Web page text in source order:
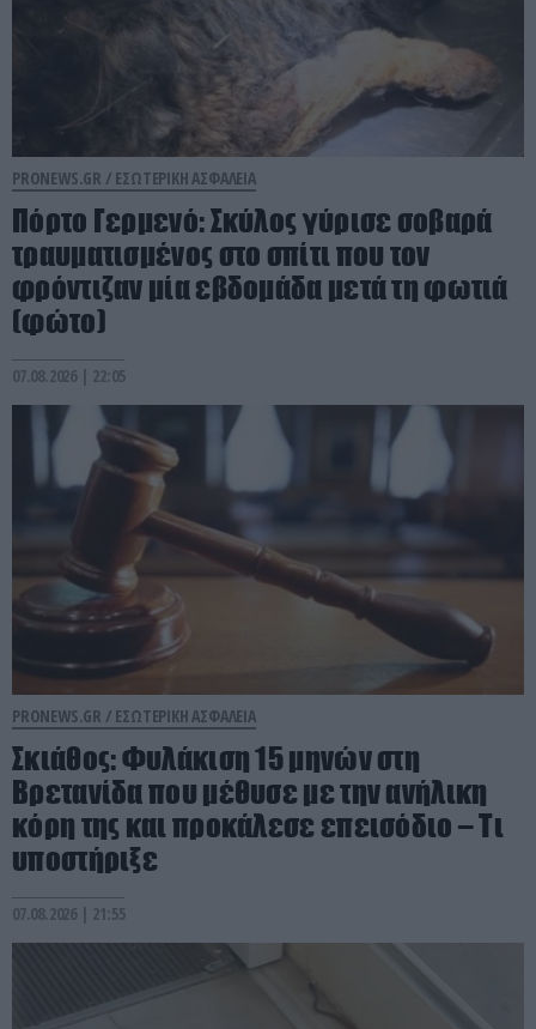
PRONEWS.GR / ΕΣΩΤΕΡΙΚΗ ΑΣΦΑΛΕΙΑ
Πόρτο Γερμενό: Σκύλος γύρισε σοβαρά
τραυματισμένος στο σπίτι που τον
φρόντιζαν μία εβδομάδα μετά τη φωτιά
(φώτο)
07.08.2026 | 22:05
PRONEWS.GR / ΕΣΩΤΕΡΙΚΗ ΑΣΦΑΛΕΙΑ
Σκιάθος: Φυλάκιση 15 μηνών στη
Βρετανίδα που μέθυσε με την ανήλικη
κόρη της και προκάλεσε επεισόδιο – Τι
υποστήριξε
07.08.2026 | 21:55